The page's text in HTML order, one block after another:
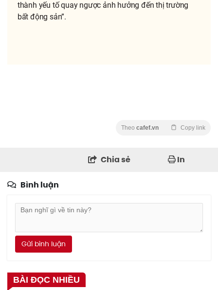
thành yếu tố quay ngược ảnh hưởng đến thị trường
bất động sản”.
Theo cafef.vn Copy link
Chia sẻ In
Bình luận
Gửi bình luận
BÀI ĐỌC NHIỀU